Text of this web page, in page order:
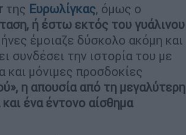
της Ευρωλίγκας, όμως ο
ή έστω εκτός του γυάλινου
έμοιαζε δύσκολο ακόμη και
συνδέσει την ιστορία του με
και μόνιμες προσδοκίες
η απουσία από τη μεγαλύτερη
ένα έντονο αίσθημα